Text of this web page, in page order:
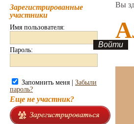
Зарегистрированные
участники
Имя пользователя:
Пароль:
Запомнить меня | Забыли
пароль?
Еще не участник?
Вы